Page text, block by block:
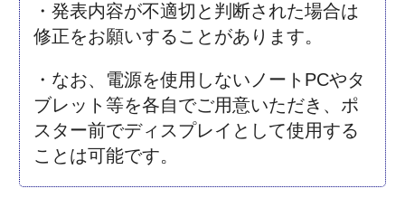
・発表内容が不適切と判断された場合は
修正をお願いすることがあります。
・なお、電源を使用しないノートPCやタ
ブレット等を各自でご用意いただき、ポ
スター前でディスプレイとして使用する
ことは可能です。